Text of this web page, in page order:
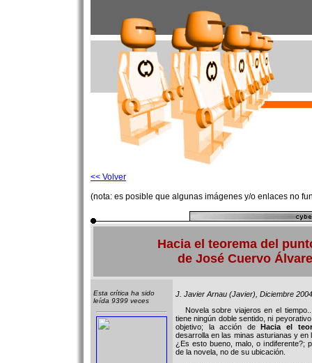
<< Volver
(nota: es posible que algunas imágenes y/o enlaces no
Hacia el teorema del
de José Cuervo
Esta crítica ha sido
leída 9399 veces
J. Javier Arnau (Javier), Diciembre 2004
Novela sobre viajeros en el
tiene ningún doble sentido, ni
objetivo; la acción deHacia el
desarrolla en las minas asturianas y en
¿Es esto bueno, malo, o indiferente?;
de la novela, no de su ubicación.